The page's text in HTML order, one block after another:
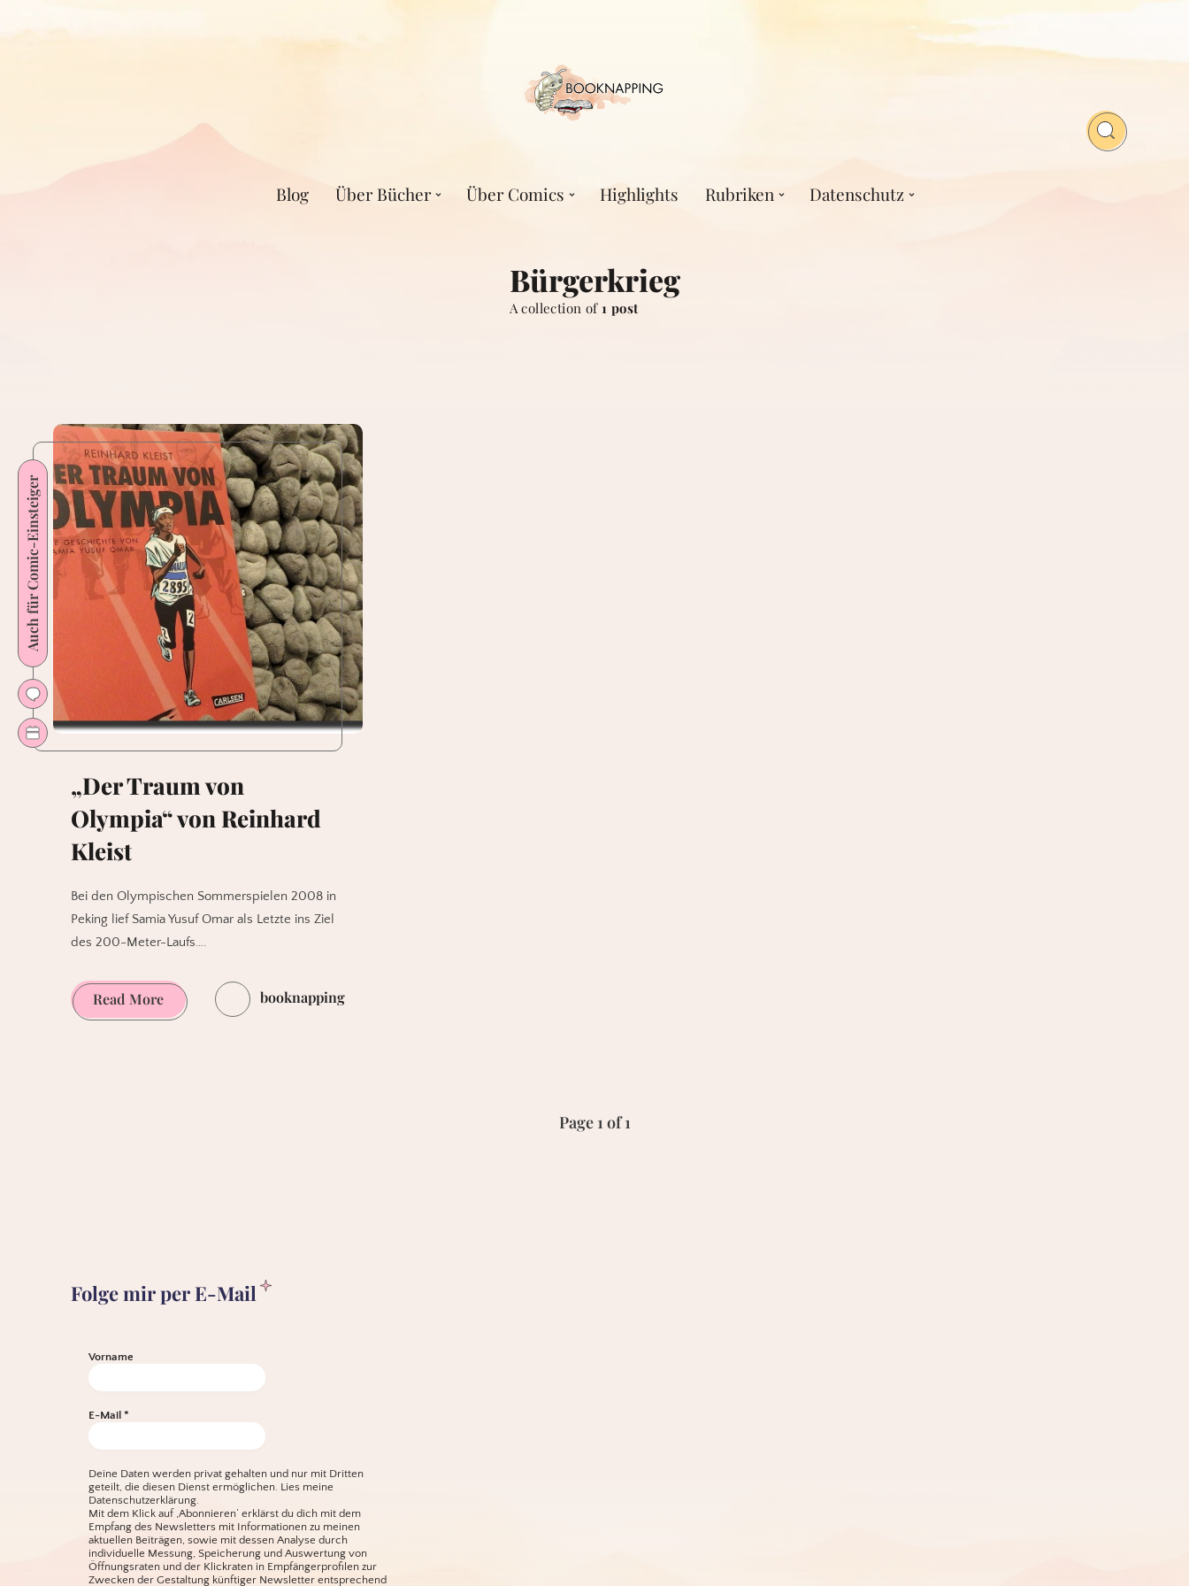
Blog Über Bücher Über Comics Highlights Rubriken Datenschutz
Bürgerkrieg
A collection of 1 post
Auch für Comic-Einsteiger
„Der Traum von
Olympia“ von Reinhard
Kleist
Bei den Olympischen Sommerspielen 2008 in
Peking lief Samia Yusuf Omar als Letzte ins Ziel
des 200-Meter-Laufs….
Read More„Der
Traum
booknapping
Page 1 of 1
Folge mir per E-Mail
Vorname
E-Mail *
Deine Daten werden privat gehalten und nur mit Dritten
geteilt, die diesen Dienst ermöglichen. Lies meine
Datenschutzerklärung.
Mit dem Klick auf ‚Abonnieren‘ erklärst du dich mit dem
Empfang des Newsletters mit Informationen zu meinen
aktuellen Beiträgen, sowie mit dessen Analyse durch
individuelle Messung, Speicherung und Auswertung von
Öffnungsraten und der Klickraten in Empfängerprofilen zur
Zwecken der Gestaltung künftiger Newsletter entsprechend